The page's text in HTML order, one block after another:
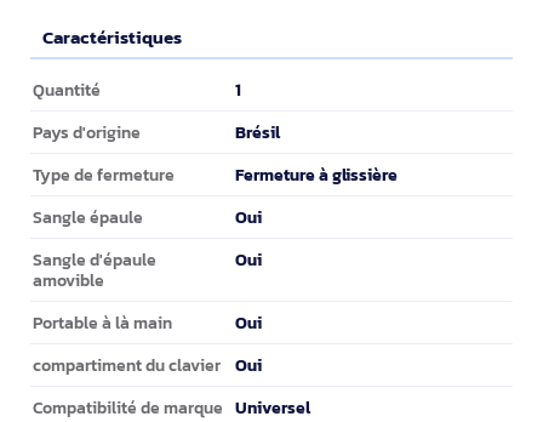
Caractéristiques
Caractéristiques
Quantité 1
Pays d'origine Brésil
Type de fermeture Fermeture à glissière
Sangle épaule Oui
Sangle d'épaule
amovible
Oui
Portable à là main Oui
compartiment du clavier Oui
Compatibilité de marque Universel